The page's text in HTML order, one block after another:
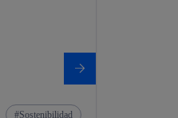
Sostenibilidad